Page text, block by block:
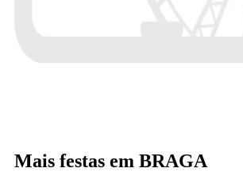
Mais festas em BRAGA